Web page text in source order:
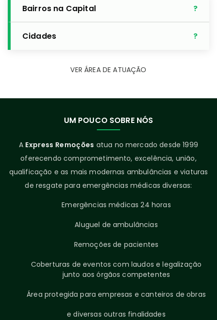
Bairros na Capital
Cidades
VER ÁREA DE ATUAÇÃO
UM POUCO SOBRE NÓS
A Express Remoções atua no mercado desde 1999
oferecendo comprometimento, excelência, união,
qualificação e as mais modernas ambulâncias e viaturas
de resgate para emergências médicas diversas:
Emergências médicas 24 horas
Aluguel de ambulâncias
Remoções de pacientes
Coberturas de eventos com laudos e legalização
junto aos órgãos competentes
Área protegida para empresas e canteiros de obras
e diversas outras finalidades